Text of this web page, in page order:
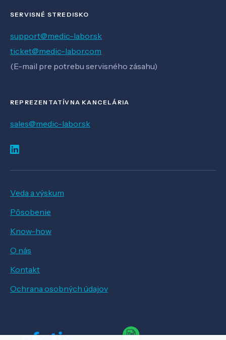
SERVISNÉ STREDISKO
support@medic-labor.sk
ticket@medic-labor.com
(E-mail pre potrebu servisného zásahu)
REPREZENTATÍVNA KANCELÁRIA
sales@medic-labor.sk
Veda a výskum
Pôsobenie
Know-how
O nás
Kontakt
Ochrana osobných údajov